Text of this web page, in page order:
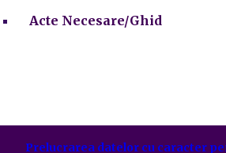
Acte Necesare/Ghid
Prelucrarea datelor cu caracter